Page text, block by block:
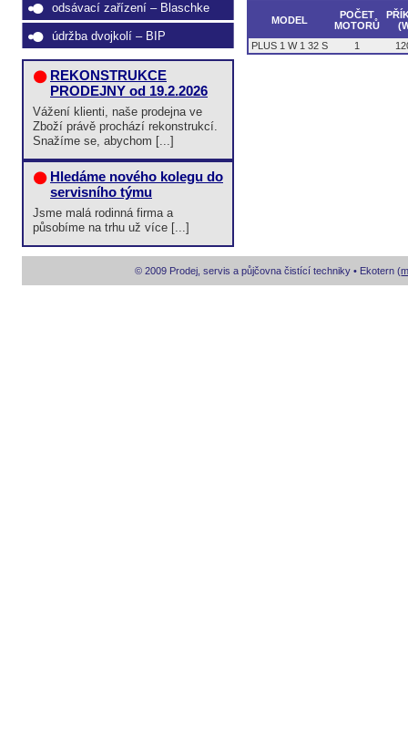
MODEL
POČET
MOTORŮ
PLUS 1 W 1 32 S
1
odsávací zařízení – Blaschke
údržba dvojkolí – BIP
REKONSTRUKCE
PRODEJNY od 19.2.2026
Vážení klienti, naše prodejna ve
Zboží právě prochází rekonstrukcí.
Snažíme se, abychom [...]
Hledáme nového kolegu do
servisního týmu
Jsme malá rodinná firma a
působíme na trhu už více [...]
© 2009 Prodej, servis a půjčovna čistící techniky • Ekotern (